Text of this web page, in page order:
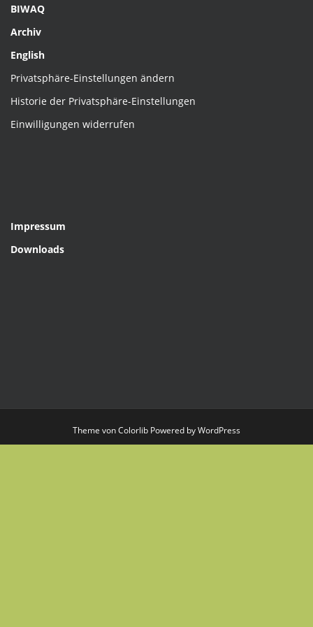
BIWAQ
Archiv
English
Privatsphäre-Einstellungen ändern
Historie der Privatsphäre-Einstellungen
Einwilligungen widerrufen
Impressum
Downloads
Theme vonColorlib Powered byWordPress